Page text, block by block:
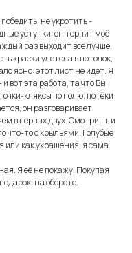
не укротить -
уступки: он терпит моё
раз выходит всё лучше.
краски улетела в потолок,
ясно: этот лист не идёт. Я
вот эта работа, та что Вы
кляксы по полю, потёки
он разговаривает.
в первых двух. Смотришь и
что-то с крыльями. Голубые
или как украшения, я сама
Я её не покажу. Покупая
на обороте.